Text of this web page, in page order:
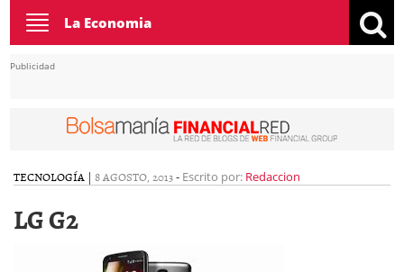
Toggle
navigation
La Economia
Publicidad
TECNOLOGÍA | 8 AGOSTO, 2013- Escrito por: Redaccion
LG G2